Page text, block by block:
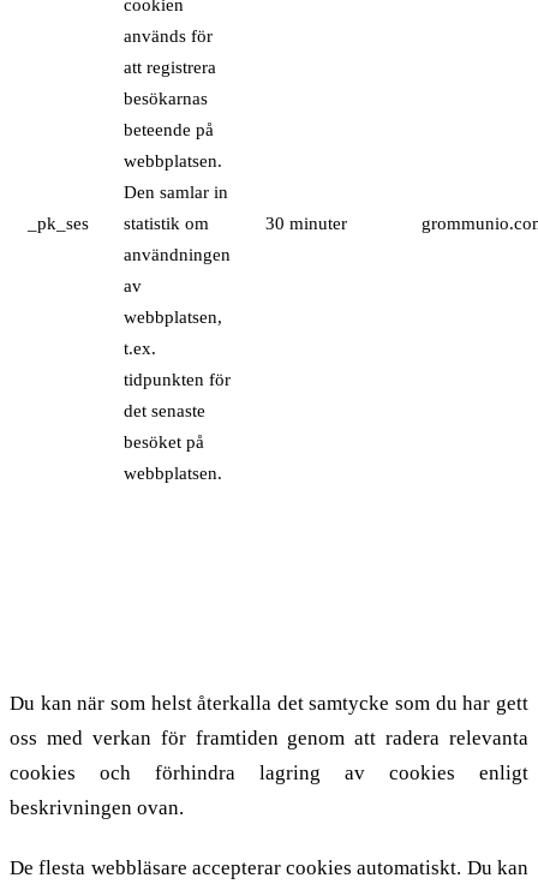
_pk_ses
cookien
används för
att registrera
besökarnas
beteende på
webbplatsen.
Den samlar in
statistik om
användningen
av
webbplatsen,
t.ex.
tidpunkten för
det senaste
besöket på
webbplatsen.
30 minuter
Du kan när som helst återkalla det samtycke som du har gett
oss med verkan för framtiden genom att radera relevanta
cookies och förhindra lagring av cookies enligt
beskrivningen ovan.
De flesta webbläsare accepterar cookies automatiskt. Du kan